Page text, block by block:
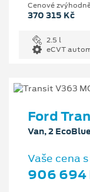
Cenové
370 315 Kč
2.5 l
eCVT
Ford
Van, 2
Vaše cena
906 694